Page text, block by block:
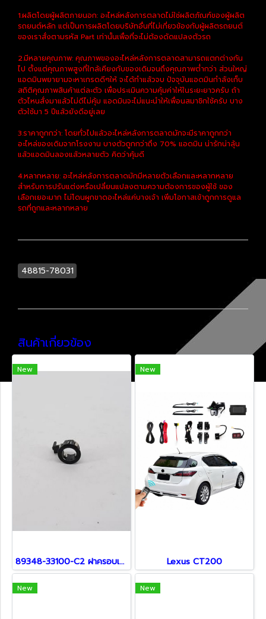
1.ผลิตโดยผู้ผลิตภายนอก: อะไหล่หลังการตลาดไม่ใช่ผลิตภัณฑ์ของผู้ผลิต
รถยนต์หลัก แต่เป็นการผลิตโดยบริษัทอื่นที่ไม่เกี่ยวข้องกับผู้ผลิตรถยนต์
ของเราสั่งตามรหัส Part เท่านั้นเพื่อที่จะไม่ต้องดัดแปลงตัวรถ
2.มีหลายคุณภาพ: คุณภาพของอะไหล่หลังการตลาดสามารถแตกต่างกัน
ไป ตั้งแต่คุณภาพสูงที่ใกล้เคียงกับของเดิมจนถึงคุณภาพต่ำกว่า ส่วนใหญ่
แอดมินพยายามจะหาเกรดดีๆให้ จะได้ทำแล้วจบ ปัจจุบันแอดมินกำลังเก็บ
สถิติคุณภาพสินค้าแต่ละตัว เพื่อประเมินความคุ้มค่าให้ในระยะยาวครับ ถ้า
ตัวไหนสั่งมาแล้วไม่ดีไม่คุ้ม แอดมินจะไม่แนะนำให้เพื่อนสมาชิกใช้ครับ บาง
ตัวใช้มา 5 ปีแล้วยังดีอยู่เลย
3.ราคาถูกกว่า: โดยทั่วไปแล้วอะไหล่หลังการตลาดมักจะมีราคาถูกกว่า
อะไหล่ของเดิมจากโรงงาน บางตัวถูกกว่าถึง 70% แอดมิน น่ารักน่าลุ้น
แล้วแอดมินลองแล้วหลายตัว คิดว่าคุ้มดี
4.หลากหลาย: อะไหล่หลังการตลาดมักมีหลายตัวเลือกและหลากหลาย
สำหรับการปรับแต่งหรือเปลี่ยนแปลงตามความต้องการของผู้ใช้ ของ
เลือกเยอะมาก ไม่โดนผูกขาดอะไหล่แค่บางเจ้า เพิ่มโอกาสเข้าถูกการดูแล
รถที่ถูกและหลากหลาย
48815-78031
สินค้าเกี่ยวข้อง
New
89348-33100-C2 ฝาครอบเซ็นเซอร์ สำหรับ Lexus
New
Lexus CT200
New New